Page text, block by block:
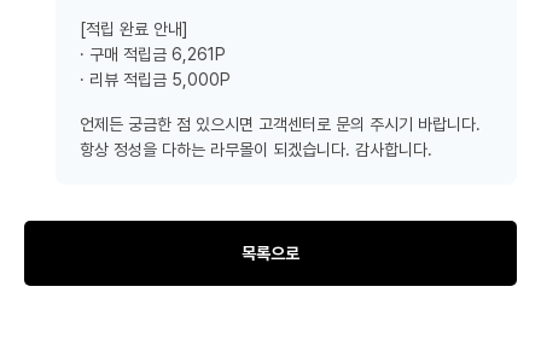
[적립 완료 안내]
· 구매 적립금 6,261P
· 리뷰 적립금 5,000P
언제든 궁금한 점 있으시면 고객센터로 문의 주시기 바랍니다.
항상 정성을 다하는 라무몰이 되겠습니다. 감사합니다.
목록으로